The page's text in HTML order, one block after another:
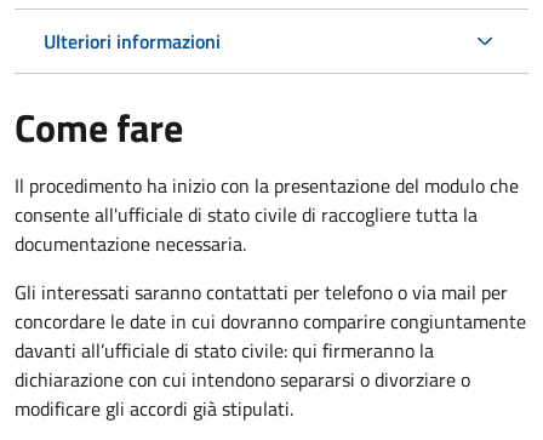
Ulteriori informazioni
Come fare
Il procedimento ha inizio con la presentazione del modulo che
consente all'ufficiale di stato civile di raccogliere tutta la
documentazione necessaria.
Gli interessati saranno contattati per telefono o via mail per
concordare le date in cui dovranno comparire congiuntamente
davanti all’ufficiale di stato civile: qui firmeranno la
dichiarazione con cui intendono separarsi o divorziare o
modificare gli accordi già stipulati.